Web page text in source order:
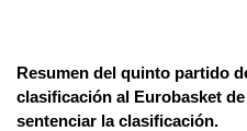
Resumen del quinto partido
clasificación al Eurobasket
sentenciar la clasificación.